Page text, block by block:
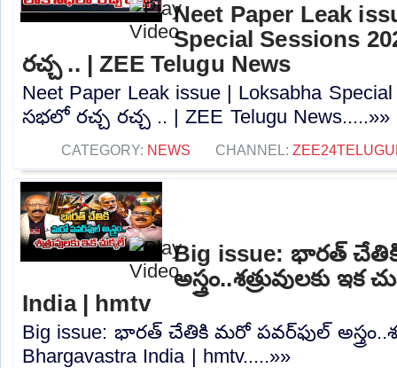
Neet Paper Leak
Special Sessions
రచ్చ .. | ZEE Telugu News
Neet Paper Leak issue | Loksabha
సభలో రచ్చ రచ్చ .. | ZEE Telugu News.....»»
CATEGORY: NEWS CHANNEL:
Big issue: భారత్
అస్త్రం..శత్రువులకు ఇక
India | hmtv
Big issue: భారత్ చేతికి మరో పవర్‌ఫుల్
Bhargavastra India | hmtv.....»»